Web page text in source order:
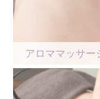
アロママッサー